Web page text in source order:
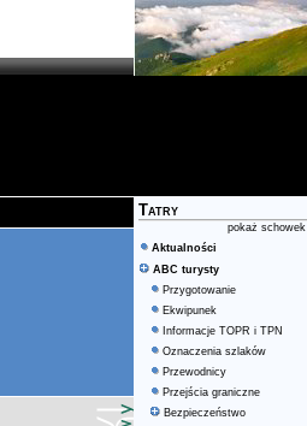
Tatry
pokaż schowek
Aktualności
ABC turysty
Przygotowanie
Ekwipunek
Informacje TOPR i TPN
Oznaczenia szlaków
Przewodnicy
Przejścia graniczne
Bezpieczeństwo